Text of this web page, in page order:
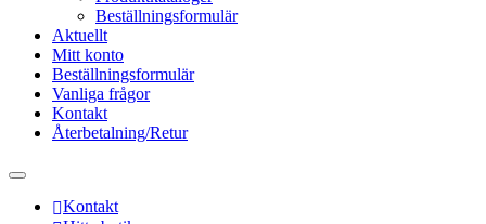
Beställningsformulär
Aktuellt
Mitt konto
Beställningsformulär
Vanliga frågor
Kontakt
Återbetalning/Retur
Kontakt